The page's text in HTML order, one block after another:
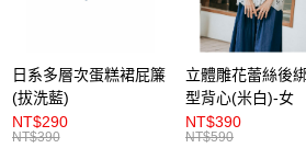
日系多層次蛋糕裙屁簾
(拔洗藍)
NT$290
NT$390
立體雕花蕾絲後
型背心(米白)-女
NT$390
NT$590